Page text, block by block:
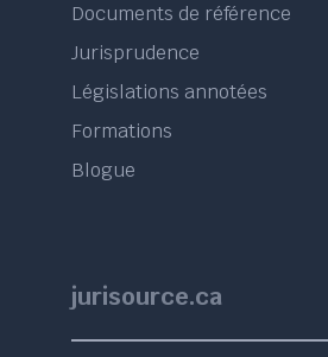
Documents de référence
Jurisprudence
Législations annotées
Formations
Blogue
jurisource.ca